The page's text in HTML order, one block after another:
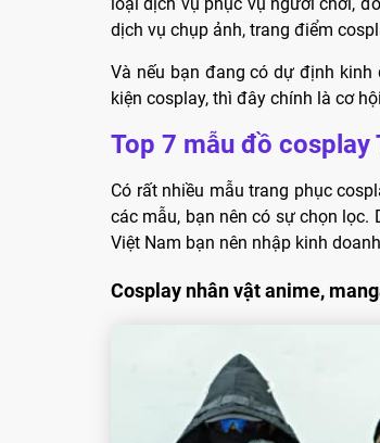
dịch vụ chụp ảnh, trang điểm
Và nếu bạn đang có dự định kinh
kiện cosplay, thì đây chính là cơ
Top 7 mẫu đồ cosplay
Có rất nhiều mẫu trang phục
các mẫu, bạn nên có sự chọn
Việt Nam bạn nên nhập kinh
Cosplay nhân vật anime,